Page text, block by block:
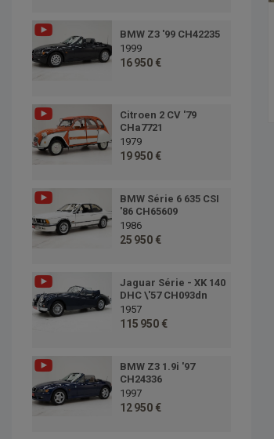
BMW Z3 '99 CH42235
1999
16 950 €
Citroen 2 CV '79
CHa7721
1979
19 950 €
BMW Série 6 635 CSI
'86 CH65609
1986
25 950 €
Jaguar Série - XK 140
DHC \'57 CH093dn
1957
115 950 €
BMW Z3 1.9i '97
CH24336
1997
12 950 €